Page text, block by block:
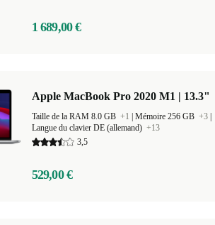
1 689,00 €
Apple MacBook Pro 2020 M1 | 13.3"
Taille de la RAM 8.0 GB +1 Mémoire 256 GB +3
Langue du clavier DE (allemand) +13
3,5
529,00 €